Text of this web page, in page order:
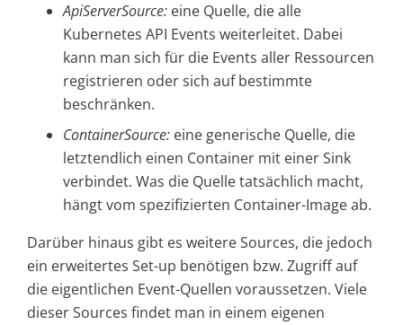
ApiServerSource: eine Quelle, die alle
Kubernetes API Events weiterleitet. Dabei
kann man sich für die Events aller Ressourcen
registrieren oder sich auf bestimmte
beschränken.
ContainerSource: eine generische Quelle, die
letztendlich einen Container mit einer Sink
verbindet. Was die Quelle tatsächlich macht,
hängt vom spezifizierten Container-Image ab.
Darüber hinaus gibt es weitere Sources, die jedoch
ein erweitertes Set-up benötigen bzw. Zugriff auf
die eigentlichen Event-Quellen voraussetzen. Viele
dieser Sources findet man in einem eigenen